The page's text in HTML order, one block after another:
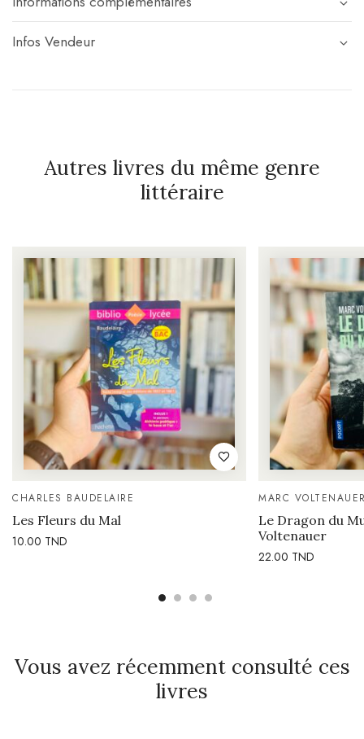
Infos Vendeur
Autres livres du même genre
littéraire
CHARLES BAUDELAIRE
Les Fleurs du Mal
10.00 TND
MARC
Le Dragon du
Voltenauer
22.00 TND
Vous avez récemment consulté ces
livres